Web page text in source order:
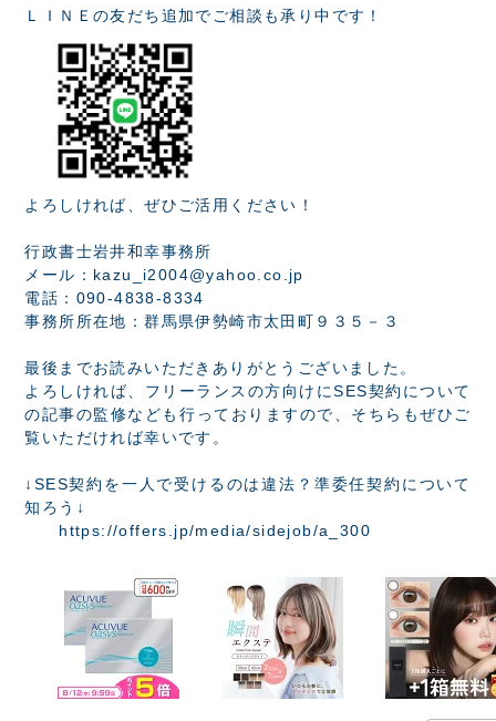
ＬＩＮＥの友だち追加でご相談も承り中です！
よろしければ、ぜひご活用ください！
行政書士岩井和幸事務所
メール：kazu_i2004@yahoo.co.jp
電話：090-4838-8334
事務所所在地：群馬県伊勢崎市太田町９３５－３
最後までお読みいただきありがとうございました。
よろしければ、フリーランスの方向けにSES契約について
の記事の監修なども行っておりますので、そちらもぜひご
覧いただければ幸いです。
↓SES契約を一人で受けるのは違法？準委任契約について
知ろう↓
https://offers.jp/media/sidejob/a_300